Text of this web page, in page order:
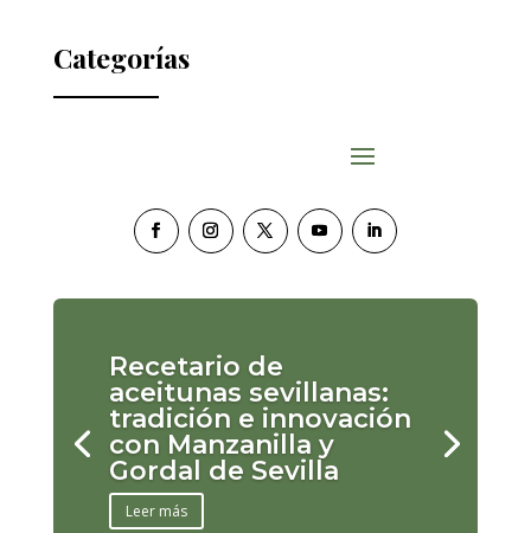
Categorías
Recetario de
aceitunas sevillanas:
tradición e innovación
con Manzanilla y
Gordal de Sevilla
Leer más